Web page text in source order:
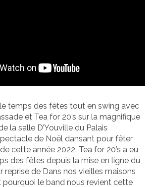
temps des fêtes tout en swing avec
et Tea for 20’s sur la magnifique
la salle D’Youville du Palais
de Noël dansant pour fêter
cette année 2022. Tea for 20’s a eu
des fêtes depuis la mise en ligne du
reprise de Dans nos vieilles maisons
pourquoi le band nous revient cette